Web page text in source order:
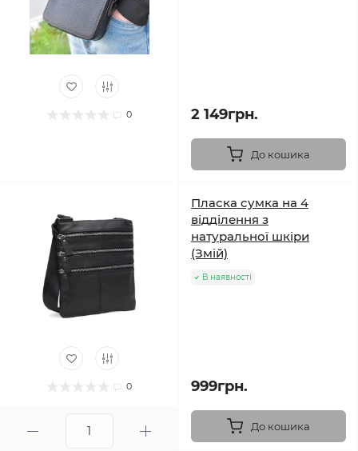
0 2 149грн.
До кошика
0
Пласка сумка на 4
відділення з
натуральної шкіри
(Змій)
В наявності
999грн.
До кошика